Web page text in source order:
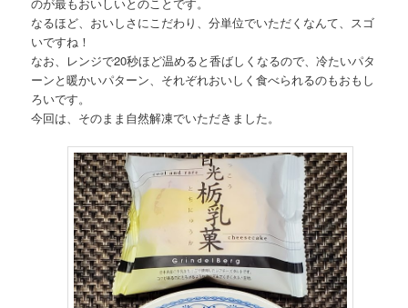
なるほど、おいしさにこだわり、分単位でいただくなんて、スゴ
いですね！
なお、レンジで20秒ほど温めると香ばしくなるので、冷たいパタ
ーンと暖かいパターン、それぞれおいしく食べられるのもおもし
ろいです。
今回は、そのまま自然解凍でいただきました。